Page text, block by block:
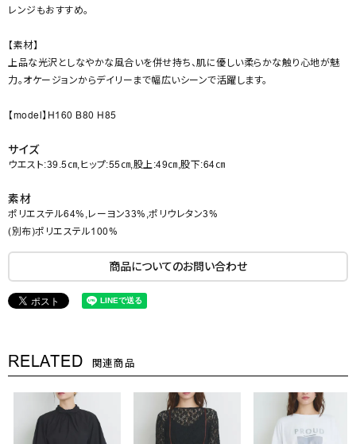
レンジもおすすめ。
【素材】
上品な光沢としなやかな風合いを併せ持ち、肌に優しい柔らかな触り心地が魅
力。オケージョンからデイリーまで幅広いシーンで活躍します。
【model】H160 B80 H85
サイズ
ウエスト:39.5㎝,ヒップ:55㎝,股上:49㎝,股下:64㎝
素材
ポリエステル64%,レーヨン33%,ポリウレタン3%
(別布)ポリエステル100%
商品についてのお問い合わせ
RELATED 関連商品